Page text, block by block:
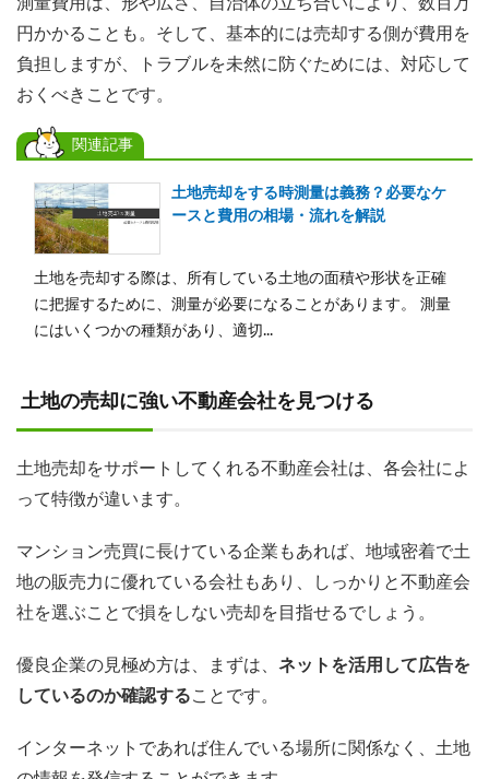
円かかることも。そして、基本的には売却する側が費用を
負担しますが、トラブルを未然に防ぐためには、対応して
おくべきことです。
関連記事
土地売却をする時測量は義務？必要なケ
ースと費用の相場・流れを解説
土地を売却する際は、所有している土地の面積や形状を正確
に把握するために、測量が必要になることがあります。 測量
にはいくつかの種類があり、適切...
土地の売却に強い不動産会社を見つける
土地売却をサポートしてくれる不動産会社は、各会社によ
って特徴が違います。
マンション売買に長けている企業もあれば、地域密着で土
地の販売力に優れている会社もあり、しっかりと不動産会
社を選ぶことで損をしない売却を目指せるでしょう。
優良企業の見極め方は、まずは、 ネットを活用して広告を
しているのか確認することです。
インターネットであれば住んでいる場所に関係なく、土地